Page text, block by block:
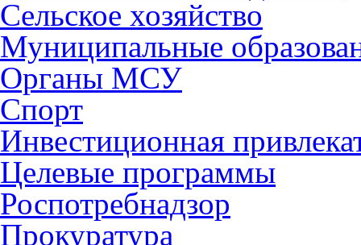
Сельское хозяйство
Муниципальные
Органы МСУ
Спорт
Инвестиционная
Целевые программы
Роспотребнадзор
Прокуратура